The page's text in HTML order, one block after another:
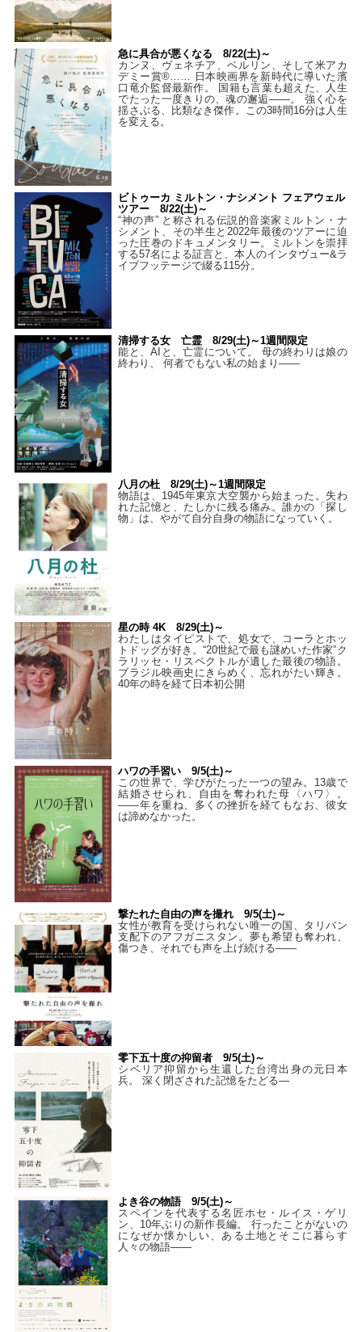
急に具合が悪くなる 8/22(土)～
カンヌ、ヴェネチア、ベルリン、そして米アカ
デミー賞®…… 日本映画界を新時代に導いた濱
口竜介監督最新作。 国籍も言葉も超えた、人生
でたった一度きりの、魂の邂逅――。 強く心を
揺さぶる、比類なき傑作。この3時間16分は人生
を変える。
ビトゥーカ ミルトン・ナシメント フェアウェル
ツアー 8/22(土)～
“神の声” と称される伝説的音楽家ミルトン・ナ
シメント、その半生と2022年最後のツアーに迫
った圧巻のドキュメンタリー。ミルトンを崇拝
する57名による証言と、本人のインタヴュー&ラ
イブフッテージで綴る115分。
清掃する女 亡霊 8/29(土)～1週間限定
能と、AIと、亡霊について。 母の終わりは娘の
終わり、 何者でもない私の始まり――
八月の杜 8/29(土)～1週間限定
物語は、1945年東京大空襲から始まった。失わ
れた記憶と、たしかに残る痛み。誰かの「探し
物」は、やがて自分自身の物語になっていく。
星の時 4K 8/29(土)～
わたしはタイピストで、処⼥で、コーラとホッ
トドッグが好き。“20世紀で最も謎めいた作家”ク
ラリッセ・リスペクトルが遺した最後の物語。
ブラジル映画史にきらめく、忘れがたい輝き。
40年の時を経て⽇本初公開
ハワの手習い 9/5(土)～
この世界で、学びがたった一つの望み。13歳で
結婚させられ、自由を奪われた母〈ハワ〉。
——年を重ね、多くの挫折を経てもなお、彼女
は諦めなかった。
撃たれた自由の声を撮れ 9/5(土)～
女性が教育を受けられない唯一の国、タリバン
支配下のアフガニスタン。夢も希望も奪われ、
傷つき、それでも声を上げ続ける——
零下五十度の抑留者 9/5(土)～
シベリア抑留から生還した台湾出身の元日本
兵。 深く閉ざされた記憶をたどる—
よき谷の物語 9/5(土)～
スペインを代表する名匠ホセ・ルイス・ゲリ
ン、10年ぶりの新作長編。 行ったことがないの
になぜか懐かしい、ある土地とそこに暮らす
人々の物語――